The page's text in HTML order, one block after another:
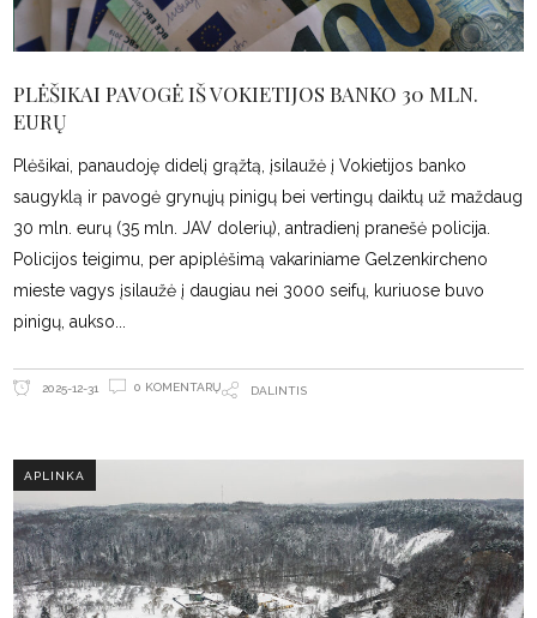
PLĖŠIKAI PAVOGĖ IŠ VOKIETIJOS BANKO 30 MLN.
EURŲ
Plėšikai, panaudoję didelį grąžtą, įsilaužė į Vokietijos banko
saugyklą ir pavogė grynųjų pinigų bei vertingų daiktų už maždaug
30 mln. eurų (35 mln. JAV dolerių), antradienį pranešė policija.
Policijos teigimu, per apiplėšimą vakariniame Gelzenkircheno
mieste vagys įsilaužė į daugiau nei 3000 seifų, kuriuose buvo
pinigų, aukso
2025-12-31 0 KOMENTARŲ DALINTIS
APLINKA